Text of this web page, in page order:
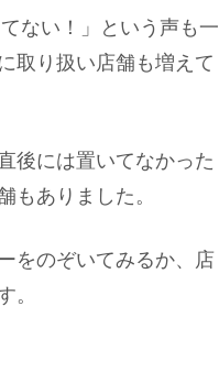
ない！」という声も一
取り扱い店舗も増えて
後には置いてなかった
もありました。
をのぞいてみるか、店
。